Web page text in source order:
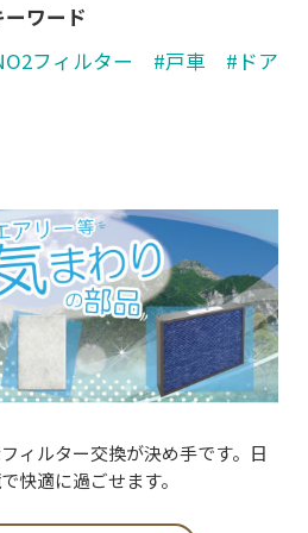
ワード
フィルター #戸車 #ドアノ
ィルター交換が決め手です。日
快適に過ごせます。